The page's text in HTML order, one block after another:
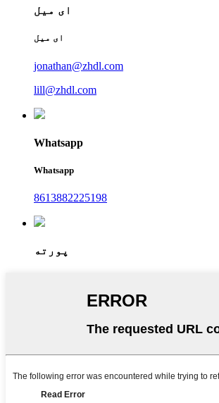
ای میل
ای میل
jonathan@zhdl.com
lill@zhdl.com
Whatsapp
Whatsapp
8613882225198
پورته